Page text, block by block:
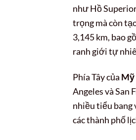
như Hồ
trọng mà còn
3,145 km, bao
ranh giới tự
Phía Tây của Mỹ
Angeles và San
nhiều tiểu bang
các thành phố